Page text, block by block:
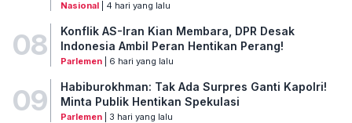
Nasional| 4 hari yang lalu
08
Konflik AS-Iran Kian Membara, DPR Desak
Indonesia Ambil Peran Hentikan Perang!
Parlemen| 6 hari yang lalu
09
Habiburokhman: Tak Ada Surpres Ganti Kapolri!
Minta Publik Hentikan Spekulasi
Parlemen| 3 hari yang lalu